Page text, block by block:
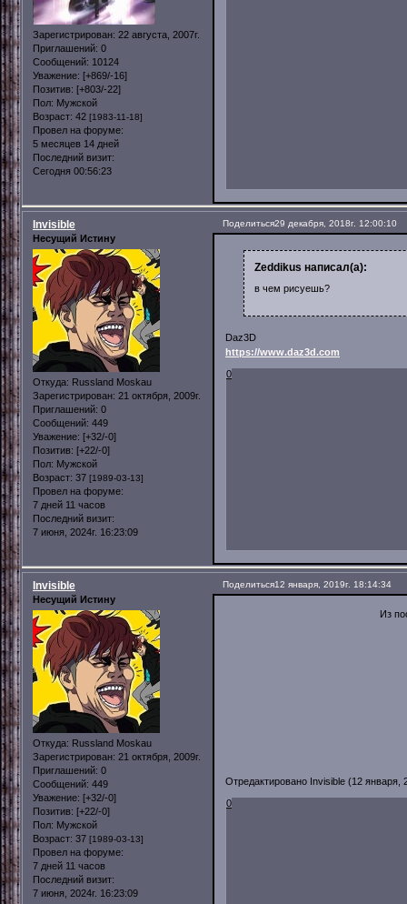
Зарегистрирован: 22 августа, 2007г.
Приглашений: 0
Сообщений: 10124
Уважение: [+869/-16]
Позитив: [+803/-22]
Пол: Мужской
Возраст: 42 [1983-11-18]
Провел на форуме:
5 месяцев 14 дней
Последний визит:
Сегодня 00:56:23
Поделиться29 декабря, 2018г. 12:00:10
Invisible
Несущий Истину
Откуда: Russland Moskau
Зарегистрирован: 21 октября, 2009г.
Приглашений: 0
Сообщений: 449
Уважение: [+32/-0]
Позитив: [+22/-0]
Пол: Мужской
Возраст: 37 [1989-03-13]
Провел на форуме:
7 дней 11 часов
Последний визит:
7 июня, 2024г. 16:23:09
Zeddikus написал(а):
в чем рисуешь?
Daz3D
https://www.daz3d.com
0
Поделиться12 января, 2019г. 18:14:34
Invisible
Несущий Истину
Откуда: Russland Moskau
Зарегистрирован: 21 октября, 2009г.
Приглашений: 0
Сообщений: 449
Уважение: [+32/-0]
Позитив: [+22/-0]
Пол: Мужской
Возраст: 37 [1989-03-13]
Провел на форуме:
7 дней 11 часов
Последний визит:
7 июня, 2024г. 16:23:09
Из
Отредактировано Invisible (12 января,
0